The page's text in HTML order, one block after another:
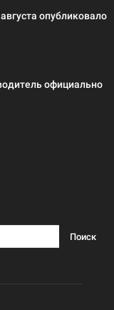
опубликовало
официально